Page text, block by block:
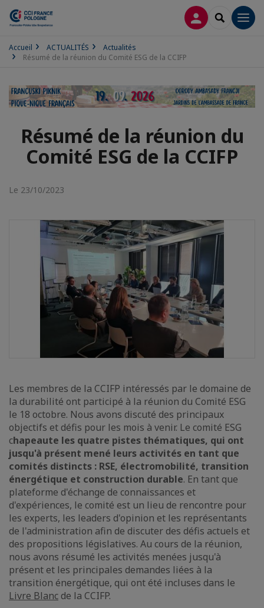
CONNEXION
Accueil ACTUALITÉS
Actualités
Résumé de la réunion du Comité ESG de la CCIFP
Résumé de la réunion du
Comité ESG de la CCIFP
Le 23/10/2023
Les membres de la CCIFP intéressés par le domaine de
la durabilité ont participé à la réunion du Comité ESG
le 18 octobre. Nous avons discuté des principaux
objectifs et défis pour les mois à venir. Le comité ESG
chapeaute les quatre pistes thématiques, qui ont
jusqu'à présent mené leurs activités en tant que
comités distincts : RSE, électromobilité, transition
énergétique et construction durable. En tant que
plateforme d'échange de connaissances et
d'expériences, le comité est un lieu de rencontre pour
les experts, les leaders d'opinion et les représentants
de l'administration afin de discuter des défis actuels et
des propositions législatives. Au cours de la réunion,
nous avons résumé les activités menées jusqu'à
présent et les principales demandes liées à la
transition énergétique, qui ont été incluses dans le
Livre Blancde la CCIFP.